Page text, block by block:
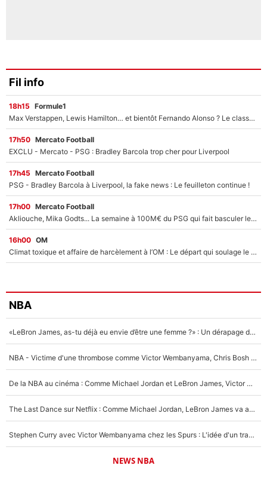
Fil info
18h15 Formule1
Max Verstappen, Lewis Hamilton… et bientôt Fernando Alonso ? Le classement des pilotes les mieux payés en Formule 1 risque de changer !
17h50 Mercato Football
EXCLU - Mercato - PSG : Bradley Barcola trop cher pour Liverpool
17h45 Mercato Football
PSG - Bradley Barcola à Liverpool, la fake news : Le feuilleton continue !
17h00 Mercato Football
Akliouche, Mika Godts... La semaine à 100M€ du PSG qui fait basculer le mercato du PSG !
16h00 OM
Climat toxique et affaire de harcèlement à l’OM : Le départ qui soulage le vestiaire de Bruno Genesio
NBA
«LeBron James, as-tu déjà eu envie d’être une femme ?» : Un dérapage de Donald Trump sur la superstar de la NBA refait surface
NBA - Victime d'une thrombose comme Victor Wembanyama, Chris Bosh prévient le Français des risques sur sa santé : «J’ai failli mourir sur le coup et j’ai été ramené à la vie»
De la NBA au cinéma : Comme Michael Jordan et LeBron James, Victor Wembanyama rêve d'une carrière d'acteur !
The Last Dance sur Netflix : Comme Michael Jordan, LeBron James va avoir le droit à sa série !
Stephen Curry avec Victor Wembanyama chez les Spurs : L'idée d'un trade historique est lancée en NBA !
NEWS NBA